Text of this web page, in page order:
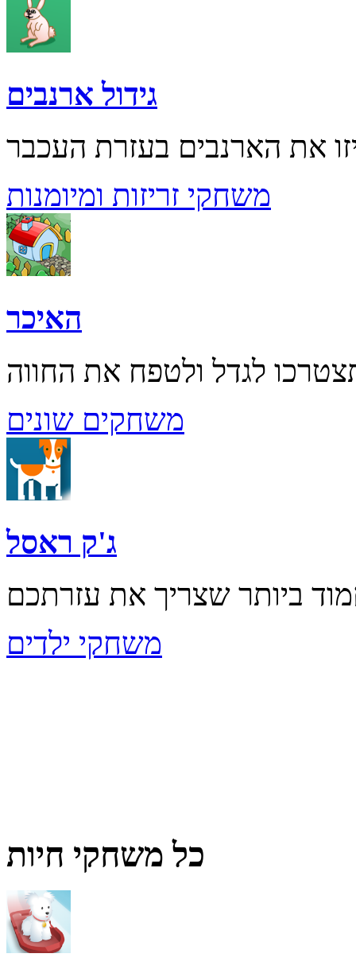
גידול ארנבים
משחקי זריזות ומיומנות
האיכר
משחקים שונים
ג'ק ראסל
משחקי ילדים
כל משחקי חיות